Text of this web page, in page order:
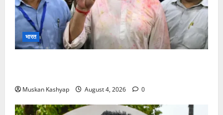
भारत
Muskan Kashyap August 4, 2026 0